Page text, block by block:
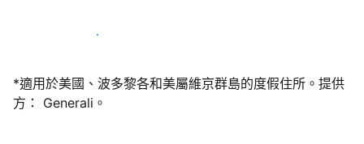
今天就和我們一起當屋主
*適用於美國、波多黎各和美屬維京群島的度假住所。提供
方： Generali。